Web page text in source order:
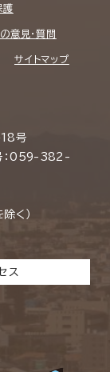
護
意見・質問
サイトマップ
号
：059-382-
く）
ス